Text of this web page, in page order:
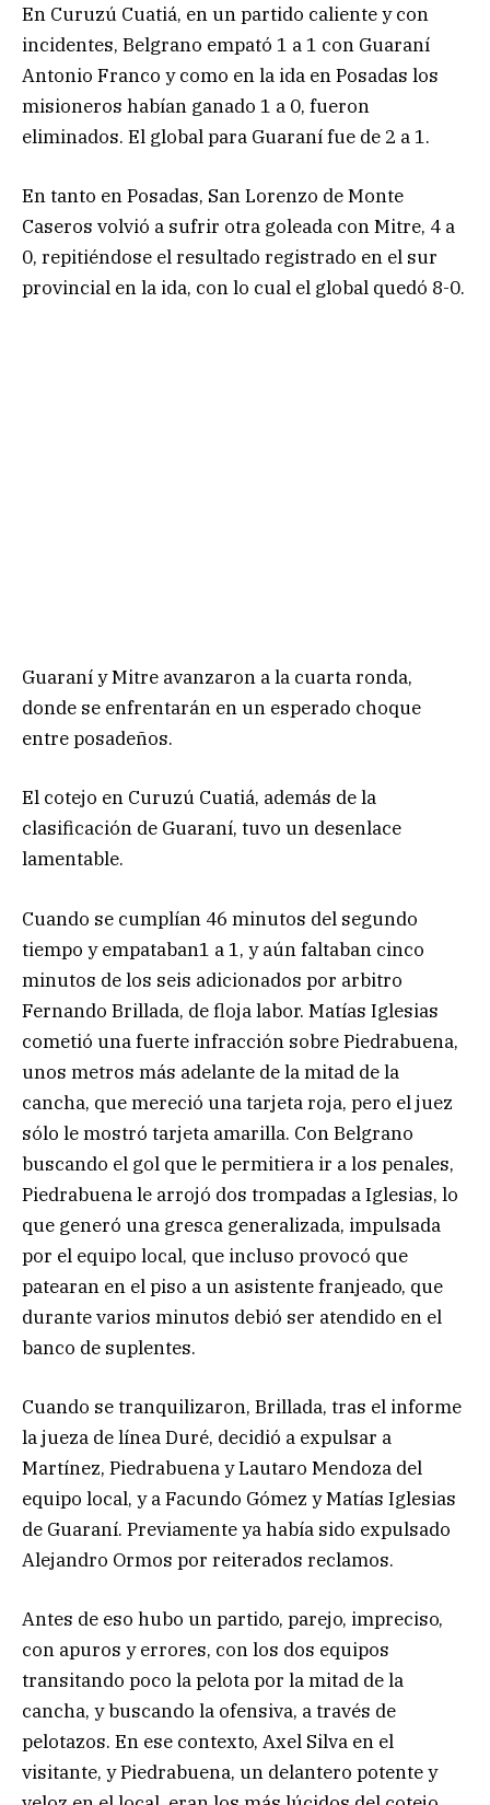
En Curuzú Cuatiá, en un partido caliente y con
incidentes, Belgrano empató 1 a 1 con Guaraní
Antonio Franco y como en la ida en Posadas los
misioneros habían ganado 1 a 0, fueron
eliminados. El global para Guaraní fue de 2 a 1.
En tanto en Posadas, San Lorenzo de Monte
Caseros volvió a sufrir otra goleada con Mitre, 4 a
0, repitiéndose el resultado registrado en el sur
provincial en la ida, con lo cual el global quedó 8-0.
Guaraní y Mitre avanzaron a la cuarta ronda,
donde se enfrentarán en un esperado choque
entre posadeños.
El cotejo en Curuzú Cuatiá, además de la
clasificación de Guaraní, tuvo un desenlace
lamentable.
Cuando se cumplían 46 minutos del segundo
tiempo y empataban1 a 1, y aún faltaban cinco
minutos de los seis adicionados por arbitro
Fernando Brillada, de floja labor. Matías Iglesias
cometió una fuerte infracción sobre Piedrabuena,
unos metros más adelante de la mitad de la
cancha, que mereció una tarjeta roja, pero el juez
sólo le mostró tarjeta amarilla. Con Belgrano
buscando el gol que le permitiera ir a los penales,
Piedrabuena le arrojó dos trompadas a Iglesias, lo
que generó una gresca generalizada, impulsada
por el equipo local, que incluso provocó que
patearan en el piso a un asistente franjeado, que
durante varios minutos debió ser atendido en el
banco de suplentes.
Cuando se tranquilizaron, Brillada, tras el informe
la jueza de línea Duré, decidió a expulsar a
Martínez, Piedrabuena y Lautaro Mendoza del
equipo local, y a Facundo Gómez y Matías Iglesias
de Guaraní. Previamente ya había sido expulsado
Alejandro Ormos por reiterados reclamos.
Antes de eso hubo un partido, parejo, impreciso,
con apuros y errores, con los dos equipos
transitando poco la pelota por la mitad de la
cancha, y buscando la ofensiva, a través de
pelotazos. En ese contexto, Axel Silva en el
visitante, y Piedrabuena, un delantero potente y